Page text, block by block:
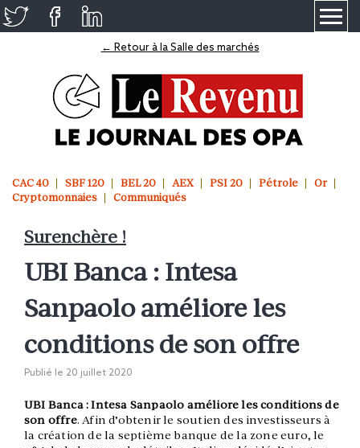
← Retour à la Salle des marchés
CAC 40 SBF 120 BEL 20 AEX PSI 20 Pétrole
Or
Cryptomonnaies
Communiqués
Surenchère !
UBI Banca : Intesa
Sanpaolo améliore les
conditions de son offre
Publié le 20 juillet 2020
UBI Banca : Intesa Sanpaolo améliore les conditions de
son offre. Afin d’obtenir le soutien des investisseurs à
la création de la septième banque de la zone euro, le